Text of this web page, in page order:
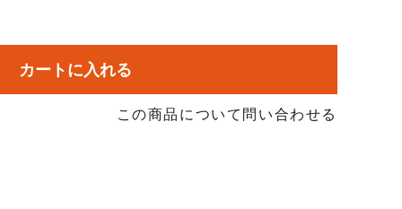
カートに入れる
この商品について問い合わせる